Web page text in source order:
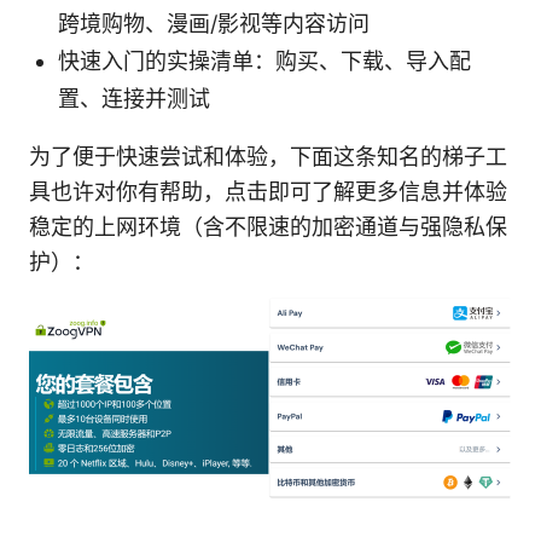
跨境购物、漫画/影视等内容访问
快速入门的实操清单：购买、下载、导入配
置、连接并测试
为了便于快速尝试和体验，下面这条知名的梯子工
具也许对你有帮助，点击即可了解更多信息并体验
稳定的上网环境（含不限速的加密通道与强隐私保
护）：